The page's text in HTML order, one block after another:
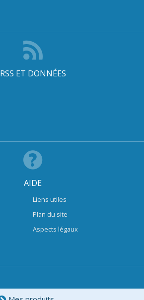
RSS ET DONNÉES
AIDE
Liens utiles
Plan du site
Aspects légaux